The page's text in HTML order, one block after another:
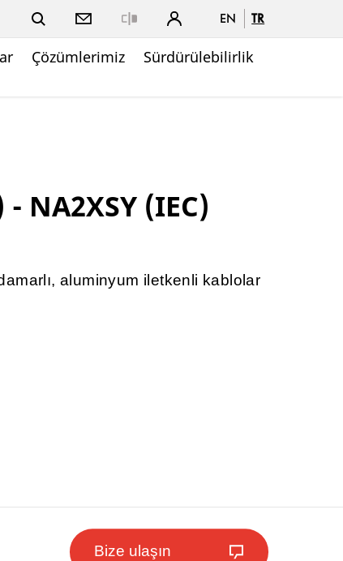
EN TR
Çözümlerimiz
Sürdürülebilirlik
- NA2XSY (IEC)
aluminyum iletkenli kablolar
Bize ulaşın